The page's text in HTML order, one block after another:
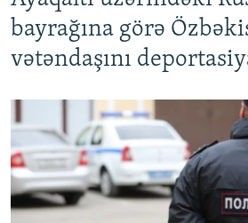
bayrağına görə
vətəndaşını